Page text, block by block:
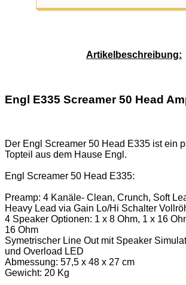
Artikelbeschreibung:
Engl E335 Screamer 50 Head
Der Engl Screamer 50 Head E335 ist ein
Topteil aus dem Hause Engl.
Engl Screamer 50 Head E335:
Preamp: 4 Kanäle- Clean, Crunch, Soft
Heavy Lead via Gain Lo/Hi Schalter
4 Speaker Optionen: 1 x 8 Ohm, 1 x 16
16 Ohm
Symetrischer Line Out mit Speaker
und Overload LED
Abmessung: 57,5 x 48 x 27 cm
Gewicht: 20 Kg